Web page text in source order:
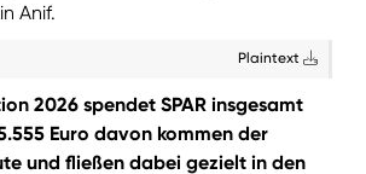
Anif.
Plaintext
2026 spendet SPAR insgesamt
Euro davon kommen der
und fließen dabei gezielt in den